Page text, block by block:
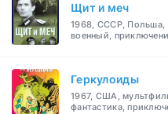
Щит и меч
1968, СССР, Польша,
военный,
Геркулоиды
1967, США,
фантастика,